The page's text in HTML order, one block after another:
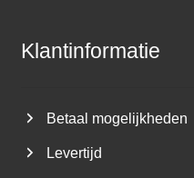
Klantinformatie
Betaal mogelijkheden
Levertijd